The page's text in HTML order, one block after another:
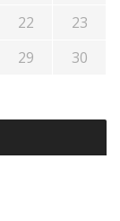
22
23
29
30